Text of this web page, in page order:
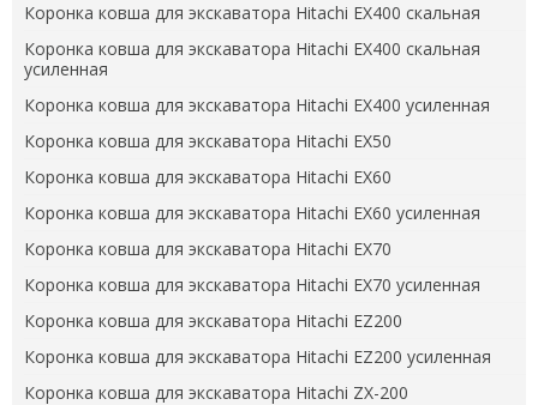
Коронка ковша для экскаватора Hitachi EX400 скальная
Коронка ковша для экскаватора Hitachi EX400 скальная
усиленная
Коронка ковша для экскаватора Hitachi EX400 усиленная
Коронка ковша для экскаватора Hitachi EX50
Коронка ковша для экскаватора Hitachi EX60
Коронка ковша для экскаватора Hitachi EX60 усиленная
Коронка ковша для экскаватора Hitachi EX70
Коронка ковша для экскаватора Hitachi EX70 усиленная
Коронка ковша для экскаватора Hitachi EZ200
Коронка ковша для экскаватора Hitachi EZ200 усиленная
Коронка ковша для экскаватора Hitachi ZX-200